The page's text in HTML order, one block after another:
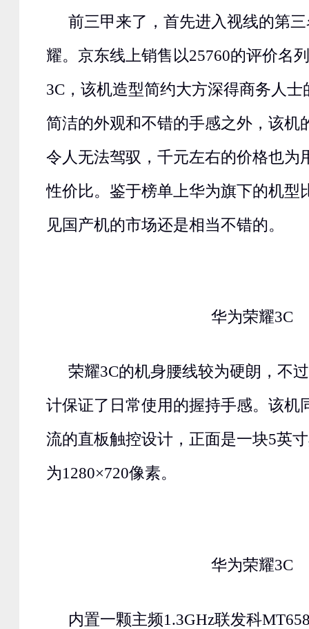
前三甲来了，首先进入视线的第
耀。京东线上销售以25760的评价名
3C，该机造型简约大方深得商务人
简洁的外观和不错的手感之外，该机
令人无法驾驭，千元左右的价格也为
性价比。鉴于榜单上华为旗下的机型
见国产机的市场还是相当不错的。
华为荣耀3C
荣耀3C的机身腰线较为硬朗，不
计保证了日常使用的握持手感。该机
流的直板触控设计，正面是一块5英
为1280×720像素。
华为荣耀3C
内置一颗主频1.3GHz联发科